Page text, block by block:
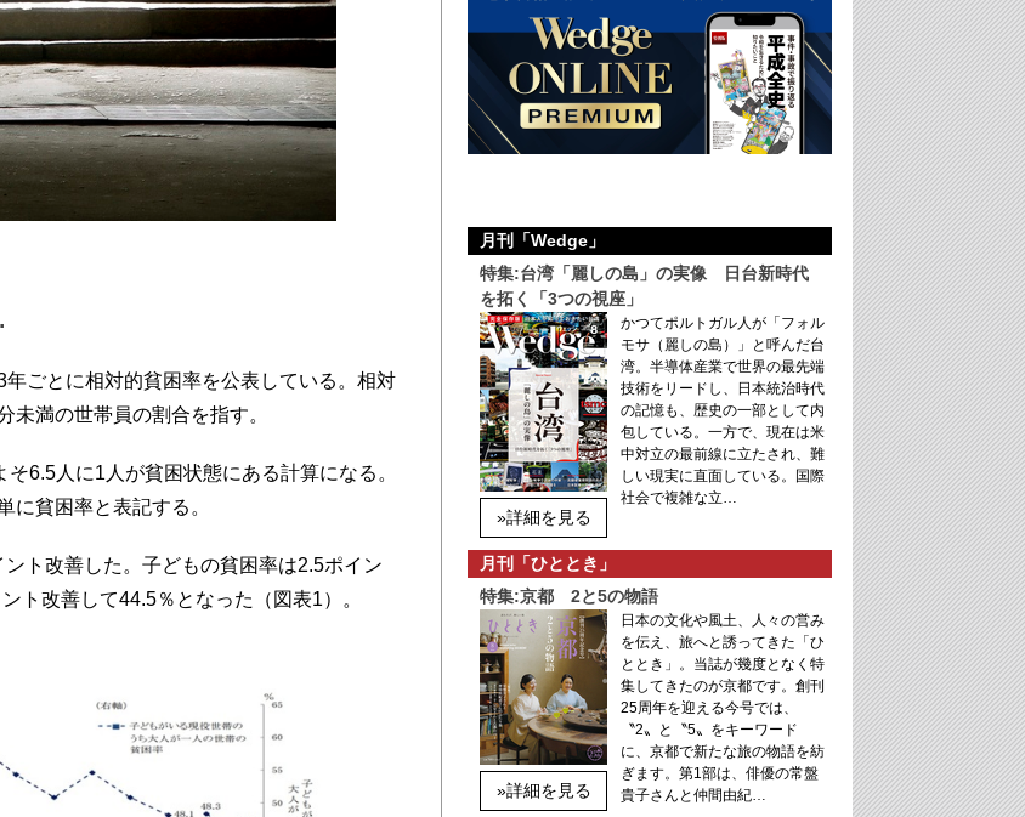
ごとに相対的貧困率を公表している。相対
未満の世帯員の割合を指す。
6.5人に1人が貧困状態にある計算になる。
に貧困率と表記する。
ト改善した。子どもの貧困率は2.5ポイン
ト改善して44.5％となった（図表1）。
月刊「Wedge」
特集:台湾「麗しの島」の実像 日台新時代
を拓く「3つの視座」
»詳細を見る
かつてポルトガル人が「フォル
モサ（麗しの島）」と呼んだ台
湾。半導体産業で世界の最先端
技術をリードし、日本統治時代
の記憶も、歴史の一部として内
包している。一方で、現在は米
中対立の最前線に立たされ、難
しい現実に直面している。国際
社会で複雑な立…
月刊「ひととき」
特集:京都 2と5の物語
»詳細を見る
日本の文化や風土、人々の営み
を伝え、旅へと誘ってきた「ひ
ととき」。当誌が幾度となく特
集してきたのが京都です。創刊
25周年を迎える今号では、
〝2〟と〝5〟をキーワード
に、京都で新たな旅の物語を紡
ぎます。第1部は、俳優の常盤
貴子さんと仲間由紀…